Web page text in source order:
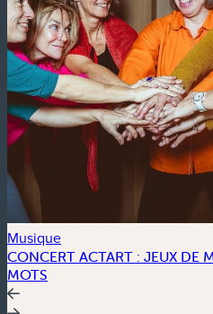
Musique
CONCERT ACTART : JEUX DE
MOTS